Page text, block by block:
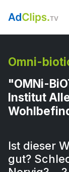
Omni-
"OMNi-
Institut
Ist dieser
gut?